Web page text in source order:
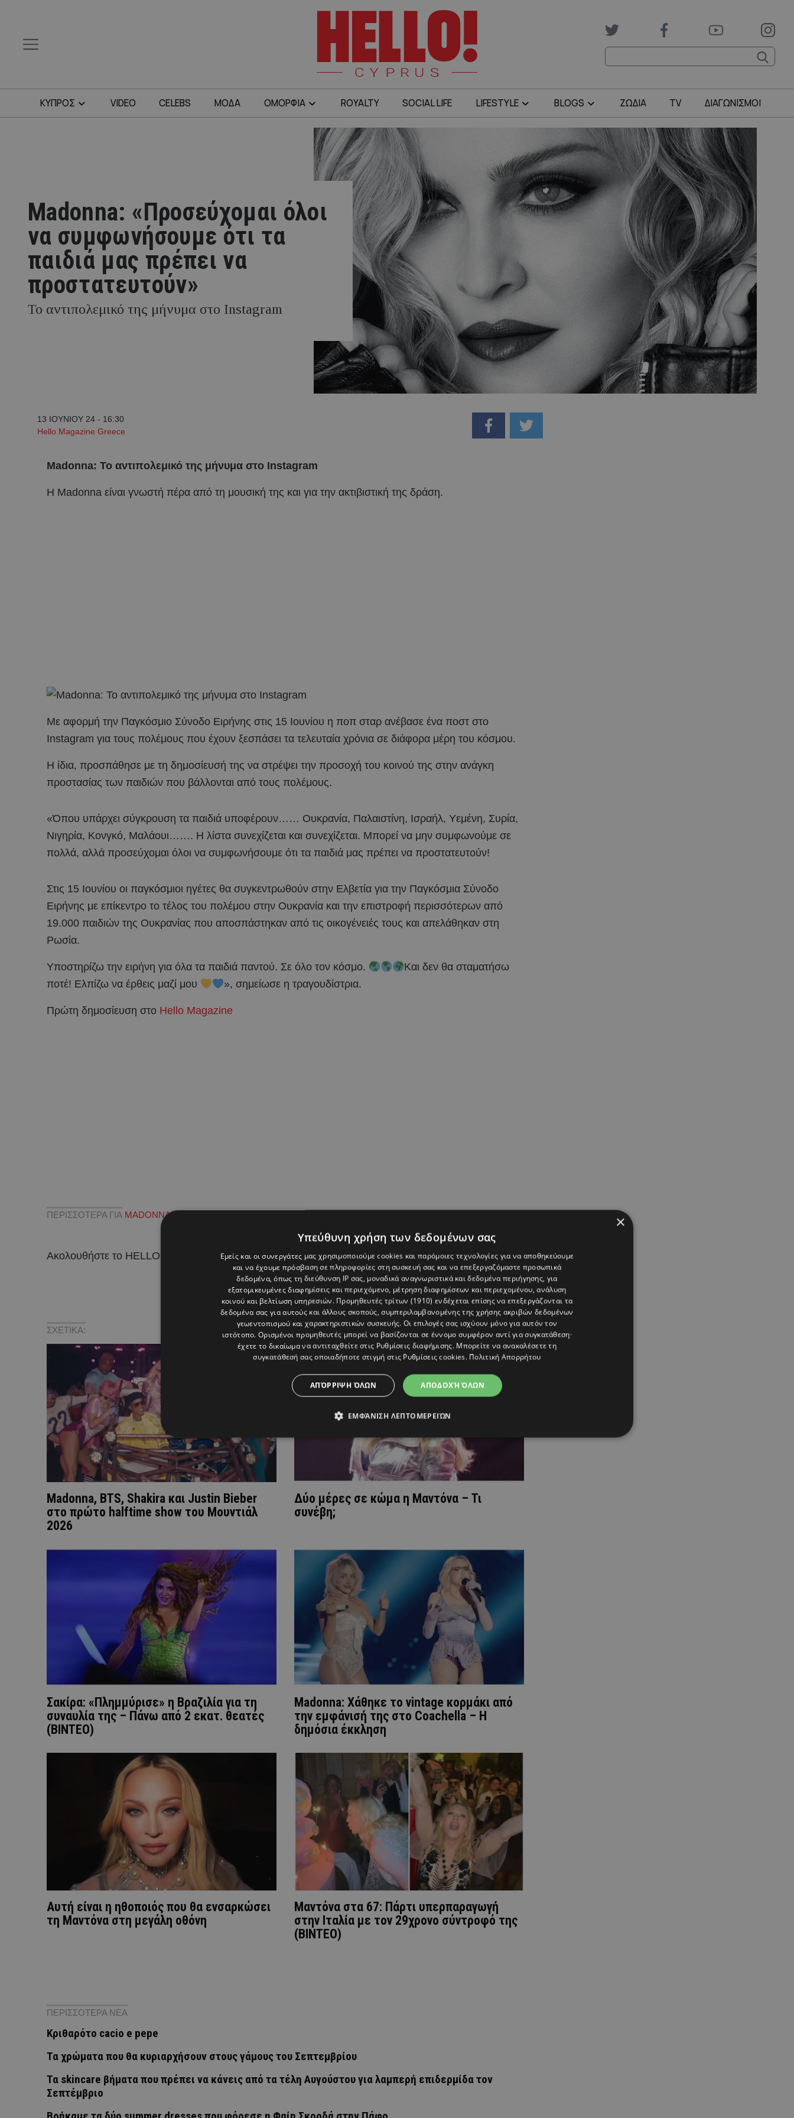
ΚΥΠΡΟΣ VIDEO CELEBS ΜΟΔΑ ΟΜΟΡΦΙΑ ROYALTY SOCIAL LIFE LIFESTYLE BLOGS ΖΩΔΙΑ TV ΔΙΑΓΩΝΙΣΜΟΙ
Madonna: «Προσεύχομαι όλοι
να συμφωνήσουμε ότι τα
παιδιά μας πρέπει να
προστατευτούν»
Το αντιπολεμικό της μήνυμα στο Instagram
13 ΙΟΥΝΙΟΥ 24 - 16:30
Hello Magazine Greece
Madonna: Το αντιπολεμικό της μήνυμα στο Instagram
H Madonna είναι γνωστή πέρα από τη μουσική της και για την ακτιβιστική της δράση.
Με αφορμή την Παγκόσμιο Σύνοδο Ειρήνης στις 15 Ιουνίου η ποπ σταρ ανέβασε ένα ποστ στο
Instagram για τους πολέμους που έχουν ξεσπάσει τα τελευταία χρόνια σε διάφορα μέρη του κόσμου.
Η ίδια, προσπάθησε με τη δημοσίευσή της να στρέψει την προσοχή του κοινού της στην ανάγκη
προστασίας των παιδιών που βάλλονται από τους πολέμους.
«Όπου υπάρχει σύγκρουση τα παιδιά υποφέρουν…… Ουκρανία, Παλαιστίνη, Ισραήλ, Υεμένη, Συρία,
Νιγηρία, Κονγκό, Μαλάουι……. Η λίστα συνεχίζεται και συνεχίζεται. Μπορεί να μην συμφωνούμε σε
πολλά, αλλά προσεύχομαι όλοι να συμφωνήσουμε ότι τα παιδιά μας πρέπει να προστατευτούν!
Στις 15 Ιουνίου οι παγκόσμιοι ηγέτες θα συγκεντρωθούν στην Ελβετία για την Παγκόσμια Σύνοδο
Ειρήνης με επίκεντρο το τέλος του πολέμου στην Ουκρανία και την επιστροφή περισσότερων από
19.000 παιδιών της Ουκρανίας που αποσπάστηκαν από τις οικογένειές τους και απελάθηκαν στη
Ρωσία.
Υποστηρίζω την ειρήνη για όλα τα παιδιά παντού. Σε όλο τον κόσμο.
Και δεν θα σταματήσω
ποτέ! Ελπίζω να έρθεις μαζί μου
», σημείωσε η τραγουδίστρια.
Πρώτη δημοσίευση στο Hello Magazine
ΠΕΡΙΣΣΟΤΕΡΑ ΓΙΑ MADONNA
Ακολουθήστε το HELLO σε !
ΣΧΕΤΙΚΑ:
Madonna, BTS, Shakira και Justin Bieber
στο πρώτο halftime show του Μουντιάλ
2026
Δύο μέρες σε κώμα η Μαντόνα – Τι
συνέβη;
Σακίρα: «Πλημμύρισε» η Βραζιλία για τη
συναυλία της – Πάνω από 2 εκατ. θεατές
(ΒΙΝΤΕΟ)
Madonna: Χάθηκε το vintage κορμάκι από
την εμφάνισή της στο Coachella – Η
δημόσια έκκληση
Αυτή είναι η ηθοποιός που θα ενσαρκώσει
τη Μαντόνα στη μεγάλη οθόνη
Μαντόνα στα 67: Πάρτι υπερπαραγωγή
στην Ιταλία με τον 29χρονο σύντροφό της
(ΒΙΝΤΕΟ)
ΠΕΡΙΣΣΟΤΕΡΑ ΝΕΑ
Κριθαρότο cacio e pepe
Τα χρώματα που θα κυριαρχήσουν στους γάμους του Σεπτεμβρίου
Τα skincare βήματα που πρέπει να κάνεις από τα τέλη Αυγούστου για λαμπερή επιδερμίδα τον
Σεπτέμβριο
×
Υπεύθυνη χρήση των δεδομένων σας
Εμείς και οι συνεργάτες μας χρησιμοποιούμε cookies και παρόμοιες τεχνολογίες για να αποθηκεύουμε
και να έχουμε πρόσβαση σε πληροφορίες στη συσκευή σας και να επεξεργαζόμαστε προσωπικά
δεδομένα, όπως τη διεύθυνση IP σας, μοναδικά αναγνωριστικά και δεδομένα περιήγησης, για
εξατομικευμένες διαφημίσεις και περιεχόμενο, μέτρηση διαφημίσεων και περιεχομένου, ανάλυση
κοινού και βελτίωση υπηρεσιών. Προμηθευτές τρίτων (1910) ενδέχεται επίσης να επεξεργάζονται τα
δεδομένα σας για αυτούς και άλλους σκοπούς, συμπεριλαμβανομένης της χρήσης ακριβών δεδομένων
γεωεντοπισμού και χαρακτηριστικών συσκευής. Οι επιλογές σας ισχύουν μόνο για αυτόν τον
ιστότοπο. Ορισμένοι προμηθευτές μπορεί να βασίζονται σε έννομο συμφέρον αντί για συγκατάθεση·
έχετε το δικαίωμα να αντιταχθείτε στις Ρυθμίσεις διαφήμισης. Μπορείτε να ανακαλέσετε τη
συγκατάθεσή σας οποιαδήποτε στιγμή στις Ρυθμίσεις cookies. Πολιτική Απορρήτου
ΑΠΟΔΟΧΉ ΌΛΩΝ
ΑΠΌΡΡΙΨΗ ΌΛΩΝ
ΕΜΦΆΝΙΣΗ ΛΕΠΤΟΜΕΡΕΙΏΝ